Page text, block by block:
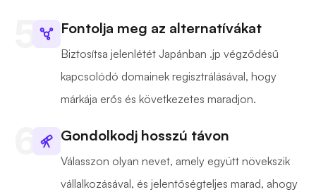
Fontolja meg az alternatívákat
Biztosítsa jelenlétét Japánban .jp végződésű
kapcsolódó domainek regisztrálásával, hogy
márkája erős és következetes maradjon.
Gondolkodj hosszú távon
Válasszon olyan nevet, amely együtt növekszik
vállalkozásával, és jelentőségteljes marad, ahogy